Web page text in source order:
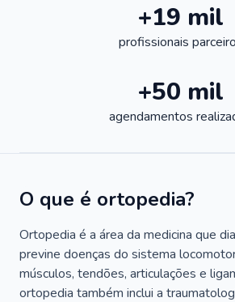
+19 mil
profissionais
+50 mil
agendamentos
O que é ortopedia?
Ortopedia é a área da medicina que
previne doenças do sistema
músculos, tendões, articulações e
ortopedia também inclui a